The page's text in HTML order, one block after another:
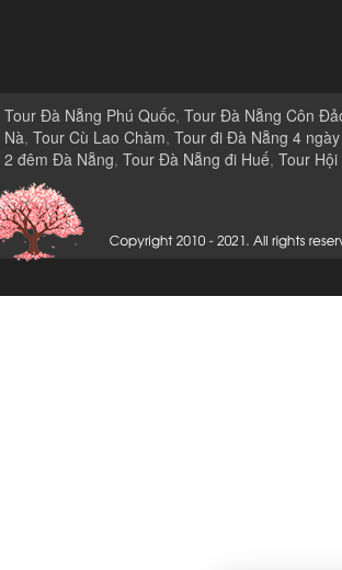
Tour Đà Nẵng Phú Quốc,Tour Đà Nẵng Côn
Nà,Tour Cù Lao Chàm,Tour đi Đà Nẵng 4
2 đêm Đà Nẵng,Tour Đà Nẵng đi Huế,Tour